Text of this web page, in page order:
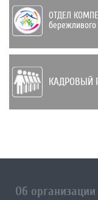
ОТДЕЛ
бережливого
КАДРОВЫЙ
Об организации